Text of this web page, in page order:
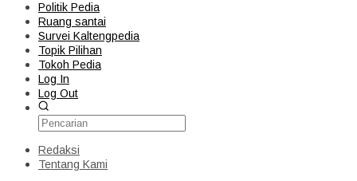
Politik Pedia
Ruang santai
Survei Kaltengpedia
Topik Pilihan
Tokoh Pedia
Log In
Log Out
Redaksi
Tentang Kami